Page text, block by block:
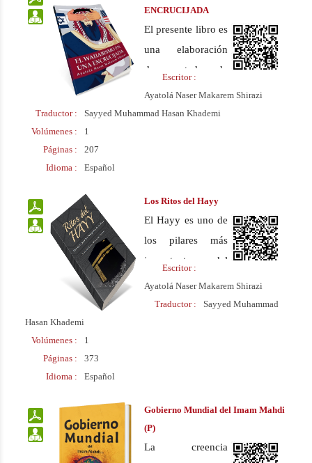
ENCRUCIJADA
El presente libro es
una elaboración
documentada de
los orígenes,
creencias y
la violencia
extrema, la
de los valores
culturales, el
dogmatismo, la
Escritor :
Ayatolá Naser Makarem Shirazi
Traductor :
Sayyed Muhammad Hasan Khademi
Volúmenes :
1
Páginas :
207
Idioma :
Español
Los Ritos del Hayy
El Hayy es uno de
los pilares más
importantes del
Islam y consiste en
una serie de ritos y
manual para los
Escritor :
Ayatolá Naser Makarem Shirazi
Traductor :
Sayyed Muhammad
Hasan Khademi
Volúmenes :
1
Páginas :
373
Idioma :
Español
Gobierno Mundial del Imam Mahdi
(P)
La creencia